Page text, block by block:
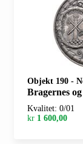
Objekt 190 -
Bragernes
Kvalitet: 0/01
kr 1 600,00